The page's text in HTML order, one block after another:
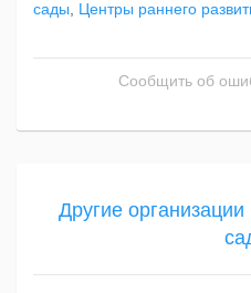
сады
Центры раннего
Сообщить об
Другие организации